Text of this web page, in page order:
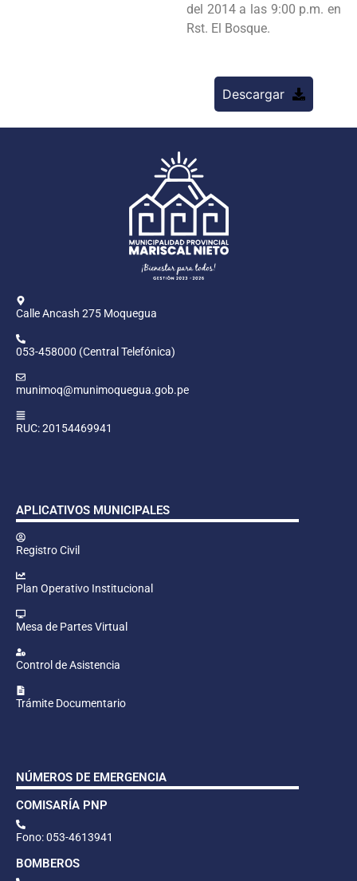
del 2014 a las 9:00 p.m. en
Rst. El Bosque.
Descargar
Calle Ancash 275 Moquegua
053-458000 (Central Telefónica)
munimoq@munimoquegua.gob.pe
RUC: 20154469941
APLICATIVOS MUNICIPALES
Registro Civil
Plan Operativo Institucional
Mesa de Partes Virtual
Control de Asistencia
Trámite Documentario
NÚMEROS DE EMERGENCIA
COMISARÍA PNP
Fono: 053-4613941
BOMBEROS